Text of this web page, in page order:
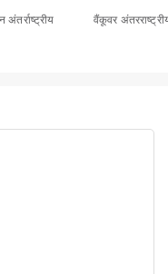
अंतर्राष्ट्रीय
वैंकूवर